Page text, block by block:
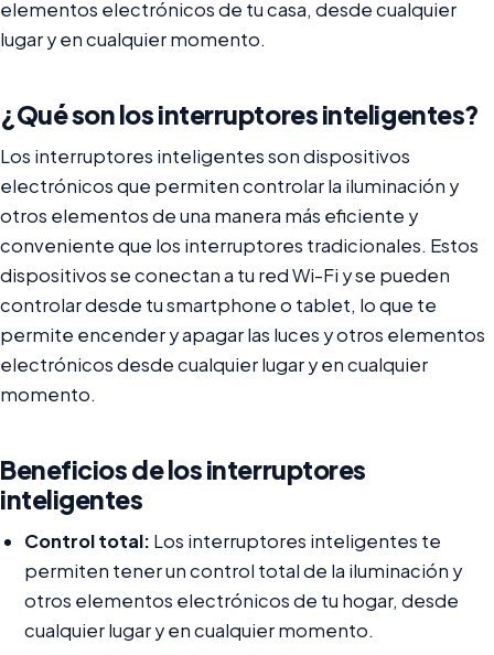
elementos electrónicos de tu casa, desde cualquier
lugar y en cualquier momento.
¿Qué son los interruptores inteligentes?
Los interruptores inteligentes son dispositivos
electrónicos que permiten controlar la iluminación y
otros elementos de una manera más eficiente y
conveniente que los interruptores tradicionales. Estos
dispositivos se conectan a tu red Wi-Fi y se pueden
controlar desde tu smartphone o tablet, lo que te
permite encender y apagar las luces y otros elementos
electrónicos desde cualquier lugar y en cualquier
momento.
Beneficios de los interruptores
inteligentes
Control total: Los interruptores inteligentes te
permiten tener un control total de la iluminación y
otros elementos electrónicos de tu hogar, desde
cualquier lugar y en cualquier momento.